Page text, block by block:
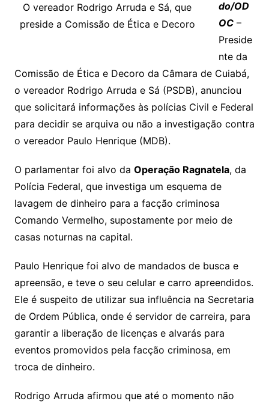
Li
n
A
p
a
m
dI
n
e
Cl
a
s
sr
o
o
g
s
a
e
o
k.
o
m
p
e
o
o
ai
l
a
d
l
e
O vereador Rodrigo Arruda e Sá, que
preside a Comissão de Ética e Decoro
do/OD
OC–
Preside
nte da
Comissão de Ética e Decoro da Câmara de Cuiabá,
o vereador Rodrigo Arruda e Sá (PSDB), anunciou
que solicitará informações às polícias Civil e Federal
para decidir se arquiva ou não a investigação contra
o vereador Paulo Henrique (MDB).
O parlamentar foi alvo da Operação Ragnatela, da
Polícia Federal, que investiga um esquema de
lavagem de dinheiro para a facção criminosa
Comando Vermelho, supostamente por meio de
casas noturnas na capital.
Paulo Henrique foi alvo de mandados de busca e
apreensão, e teve o seu celular e carro apreendidos.
Ele é suspeito de utilizar sua influência na Secretaria
de Ordem Pública, onde é servidor de carreira, para
garantir a liberação de licenças e alvarás para
eventos promovidos pela facção criminosa, em
troca de dinheiro.
Rodrigo Arruda afirmou que até o momento não